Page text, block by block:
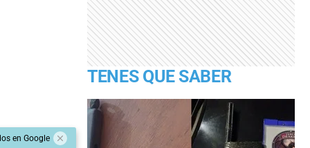
en Google
TENES QUE SABER